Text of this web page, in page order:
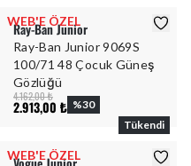
WEB'E ÖZEL
Ray-Ban Junior
Ray-Ban Junior 9069S
100/71 48 Çocuk Güneş
Gözlüğü
4.162,00 ₺
2.913,00 ₺ %30
WEB'E ÖZEL
Tükendi